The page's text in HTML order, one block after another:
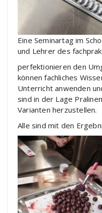
Eine Seminartag im
und Lehrer des
perfektionieren den
können fachliches
Unterricht anwenden
sind in der Lage
Varianten herzustellen.
Alle sind mit den